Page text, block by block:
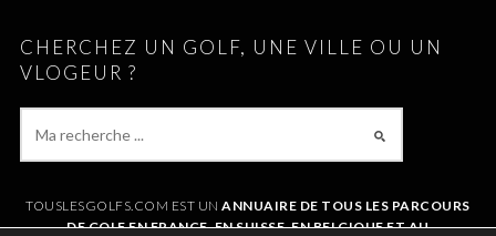
CHERCHEZ UN GOLF, UNE VILLE OU UN
VLOGEUR ?
TOUSLESGOLFS.COM EST UNANNUAIRE DE TOUS LES PARCOURS
DE GOLF EN FRANCE, EN SUISSE, EN BELGIQUE ET AU